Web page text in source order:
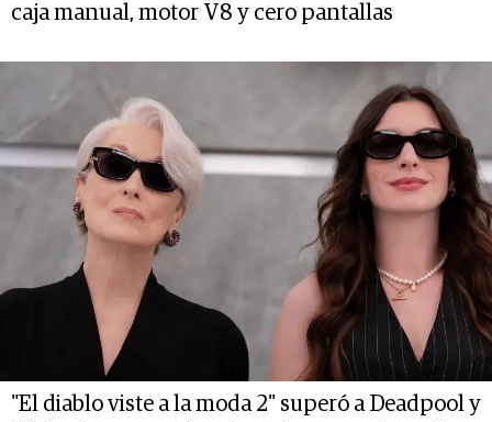
caja manual, motor V8 y cero pantallas
"El diablo viste a la moda 2" superó a Deadpool y